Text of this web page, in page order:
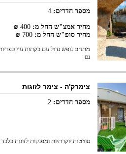
מספר חדרים: 4
מחיר אמצ"ש החל מ:400
₪
מחיר סופ"ש החל מ:700
₪
מתחם נופש גדול עם בקתות עץ
נס
צימרק'ה - צימר לזוגות
מספר חדרים: 2
סוויטות יוקרתיות ומפנקות לזוגות